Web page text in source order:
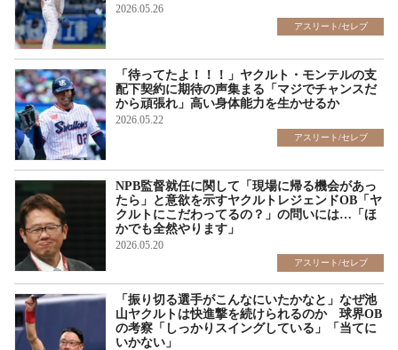
2026.05.26
アスリート/セレブ
「待ってたよ！！！」ヤクルト・モンテルの支
配下契約に期待の声集まる「マジでチャンスだ
から頑張れ」高い身体能力を生かせるか
2026.05.22
アスリート/セレブ
NPB監督就任に関して「現場に帰る機会があっ
たら」と意欲を示すヤクルトレジェンドOB「ヤ
クルトにこだわってるの？」の問いには…「ほ
かでも全然やります」
2026.05.20
アスリート/セレブ
「振り切る選手がこんなにいたかなと」なぜ池
山ヤクルトは快進撃を続けられるのか 球界OB
の考察「しっかりスイングしている」「当てに
いかない」